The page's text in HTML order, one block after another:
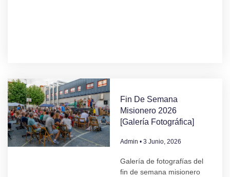
Fin De Semana
Misionero 2026
[Galería Fotográfica]
Admin 3 Junio, 2026
Galería de fotografías del
fin de semana misionero